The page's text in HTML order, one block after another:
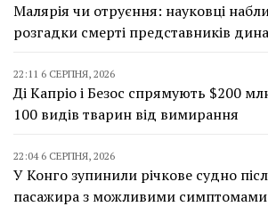
Малярія чи отруєння: науковці
розгадки смерті представників
22:11 6 СЕРПНЯ, 2026
Ді Капріо і Безос спрямують $200
100 видів тварин від вимирання
22:04 6 СЕРПНЯ, 2026
У Конго зупинили річкове судно
пасажира з можливими